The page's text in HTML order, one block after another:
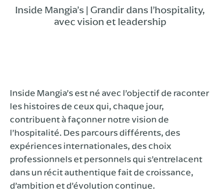
Inside Mangia’s | Grandir dans l’hospitality,
avec vision et leadership
Inside Mangia’s est né avec l’objectif de raconter
les histoires de ceux qui, chaque jour,
contribuent à façonner notre vision de
l’hospitalité. Des parcours différents, des
expériences internationales, des choix
professionnels et personnels qui s’entrelacent
dans un récit authentique fait de croissance,
d’ambition et d’évolution continue.